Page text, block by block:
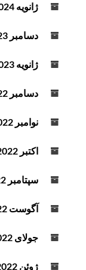
ژانویه 2024
دسامبر 2023
ژانویه 2023
دسامبر 2022
نوامبر 2022
اکتبر 2022
سپتامبر 2022
آگوست 2022
جولای 2022
ژوئن 2022